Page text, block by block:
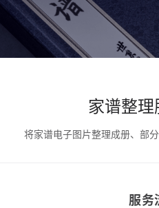
家谱整
将家谱电子图片整理成册、部
服务